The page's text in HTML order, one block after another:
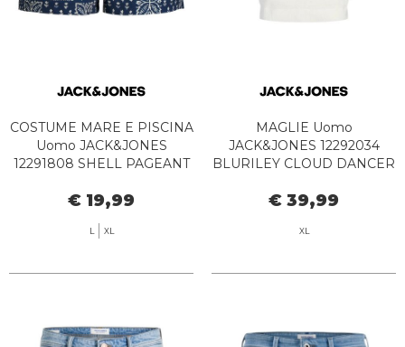
COSTUME MARE E PISCINA
Uomo JACK&JONES
12291808 SHELL PAGEANT
€ 19,99
L XL
MAGLIE Uomo
JACK&JONES 12292034
BLURILEY CLOUD DANCER
€ 39,99
XL